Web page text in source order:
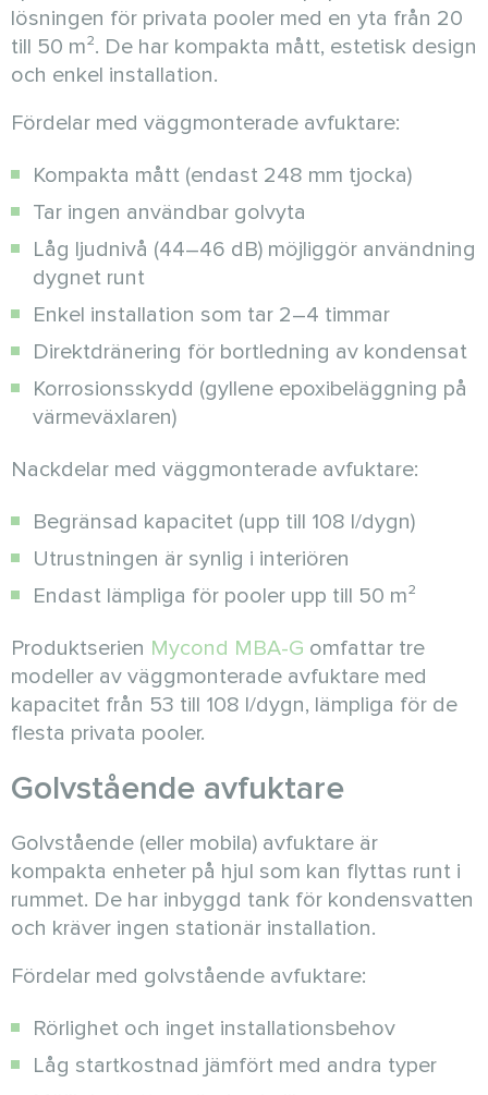
lösningen för privata pooler med en yta från 20
till 50 m². De har kompakta mått, estetisk design
och enkel installation.
Fördelar med väggmonterade avfuktare:
Kompakta mått (endast 248 mm tjocka)
Tar ingen användbar golvyta
Låg ljudnivå (44–46 dB) möjliggör användning
dygnet runt
Enkel installation som tar 2–4 timmar
Direktdränering för bortledning av kondensat
Korrosionsskydd (gyllene epoxibeläggning på
värmeväxlaren)
Nackdelar med väggmonterade avfuktare:
Begränsad kapacitet (upp till 108 l/dygn)
Utrustningen är synlig i interiören
Endast lämpliga för pooler upp till 50 m²
Produktserien Mycond MBA-G omfattar tre
modeller av väggmonterade avfuktare med
kapacitet från 53 till 108 l/dygn, lämpliga för de
flesta privata pooler.
Golvstående avfuktare
Golvstående (eller mobila) avfuktare är
kompakta enheter på hjul som kan flyttas runt i
rummet. De har inbyggd tank för kondensvatten
och kräver ingen stationär installation.
Fördelar med golvstående avfuktare:
Rörlighet och inget installationsbehov
Låg startkostnad jämfört med andra typer